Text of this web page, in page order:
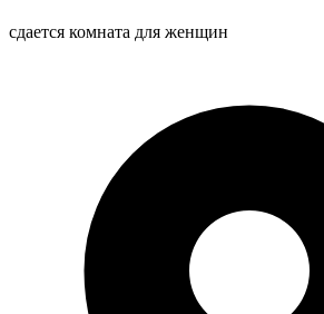
сдается комната для женщин